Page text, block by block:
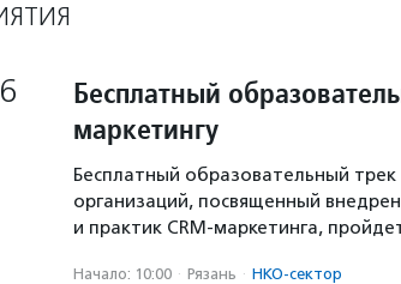
Бесплатный
маркетингу
Бесплатный образовательный
организаций, посвященный
и практик CRM-маркетинга,
Начало: 10:00 · Рязань · НКО-сектор